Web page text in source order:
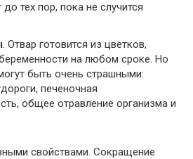
тех пор, пока не случится
. Отвар готовится из цветков,
на любом сроке. Но
быть очень страшными:
печеночная
общее отравление организма и
свойствами. Сокращение